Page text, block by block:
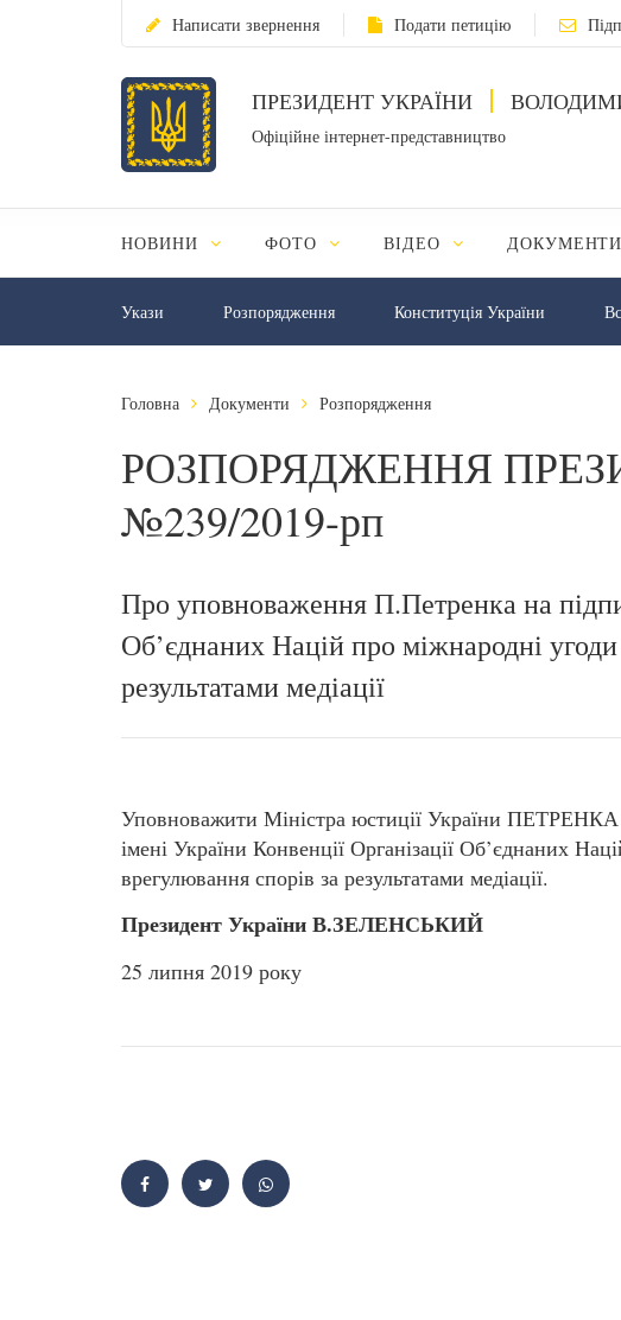
Написати звернення Подати петицію
ПРЕЗИДЕНТ УКРАЇНИ
Офіційне інтернет-представництво
НОВИНИ ФОТО ВІДЕО ДОКУМЕНТИ
Укази Розпорядження Конституція України
Головна Документи Розпорядження
РОЗПОРЯДЖЕННЯ
№239/2019-рп
Про уповноваження П.Петренка на
Об’єднаних Націй про міжнародні
результатами медіації
Уповноважити Міністра юстиції України
імені України Конвенції Організації Об’єднаних
врегулювання спорів за результатами медіації.
Президент України В.ЗЕЛЕНСЬКИЙ
25 липня 2019 року